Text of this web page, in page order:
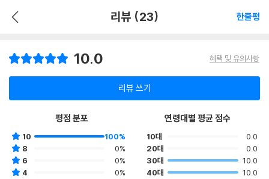
리뷰 (23) 한줄평
10.0 혜택 및 유의사항
리뷰 쓰기
평점 분포
10
100%
8
0%
6
0%
4
0%
연령대별 평균 점수
10대
0.0
20대
0.0
30대
10.0
40대
10.0